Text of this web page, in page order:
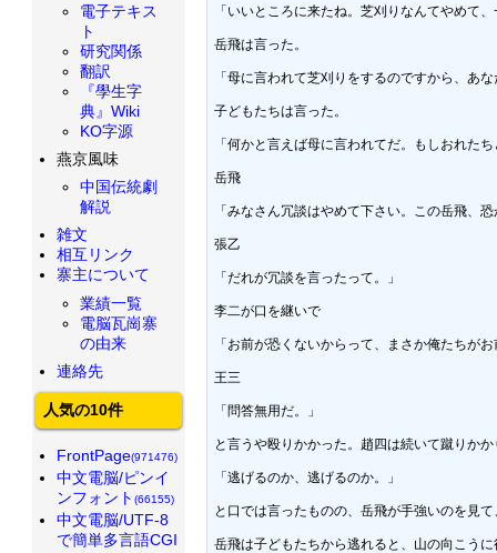
「いいところに来たね。芝刈りなんてやめ
岳飛は言った。
「母に言われて芝刈りをするのですから、あ
子どもたちは言った。
「何かと言えば母に言われてだ。もしおれた
岳飛
「みなさん冗談はやめて下さい。この岳飛、
張乙
「だれが冗談を言ったって。」
李二が口を継いで
「お前が恐くないからって、まさか俺たちが
王三
「問答無用だ。」
と言うや殴りかかった。趙四は続いて蹴りか
「逃げるのか、逃げるのか。」
と口では言ったものの、岳飛が手強いのを見
岳飛は子どもたちから逃れると、山の向こう
電子テキス
ト
研究関係
翻訳
『學生字
典』Wiki
KO字源
燕京風味
中国伝統劇
解説
雑文
相互リンク
寨主について
業績一覧
電脳瓦崗寨
の由来
連絡先
人気の10件
FrontPage(971476)
中文電脳/ピンイ
ンフォント (66155)
中文電脳/UTF-8
で簡単多言語CGI